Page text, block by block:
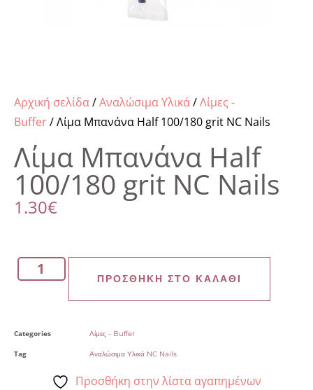
Αρχική σελίδα/Αναλώσιμα Υλικά/Λίμες -
Buffer/ Λίμα Μπανάνα Half 100/180 grit NC Nails
Λίμα Μπανάνα Half
100/180 grit NC Nails
1.30€
ΠΡΟΣΘΉΚΗ ΣΤΟ ΚΑΛΆΘΙ
Categories Λίμες - Buffer
Tag Αναλώσιμα Υλικά NC Nails
Προσθήκη στην λίστα αγαπημένων